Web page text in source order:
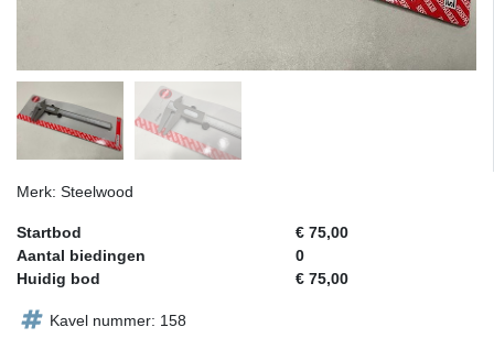
Merk: Steelwood
Startbod
€ 75,00
Aantal biedingen
0
Huidig bod
€ 75,00
Kavel nummer: 158